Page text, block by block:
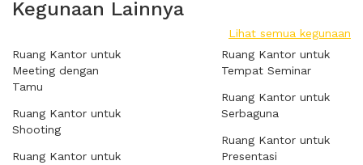
Kegunaan Lainnya
Lihat semua kegunaan
Ruang Kantor untuk
Meeting dengan
Tamu
Ruang Kantor untuk
Shooting
Ruang Kantor untuk
Ruang Kantor untuk
Tempat Seminar
Ruang Kantor untuk
Serbaguna
Ruang Kantor untuk
Presentasi